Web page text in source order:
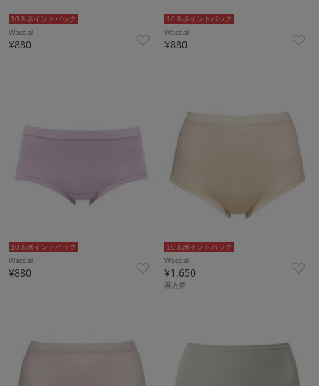
10％ポイントバック
Wacoal
¥880
10％ポイントバック
Wacoal
¥880
10％ポイントバック
Wacoal
¥880
10％ポイントバック
Wacoal
¥1,650
再入荷